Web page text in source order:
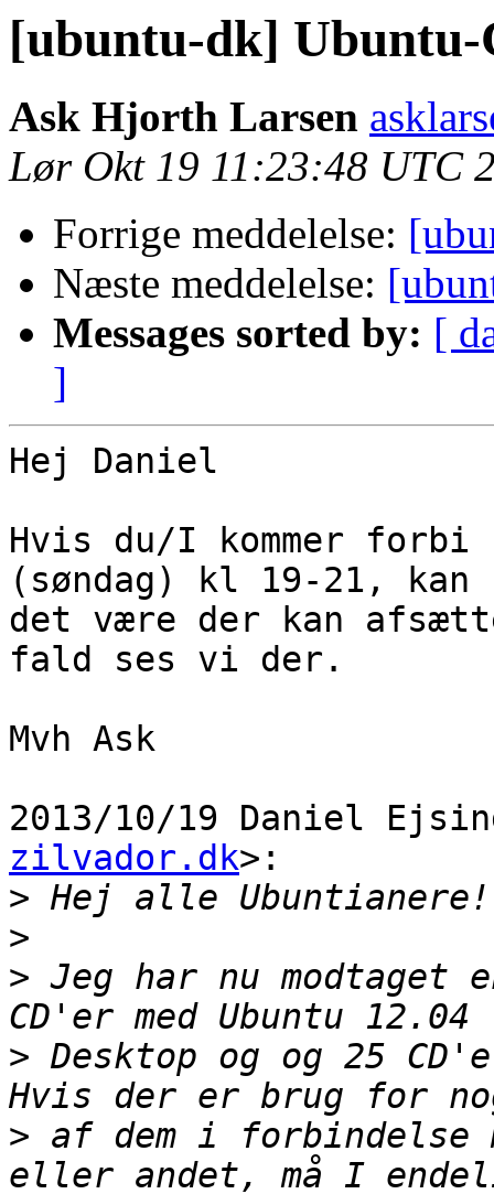
[ubuntu-dk]
Ask Hjorth Larsen
Lør Okt 19 11:23:48 UTC
Forrige meddelelse:
Næste meddelelse:
Messages sorted by: [
]
Hej Daniel
Hvis du/I kommer
(søndag) kl 19-21, kan
det være der kan
fald ses vi der.
Mvh Ask
2013/10/19 Daniel
zilvador.dk>:
>
>
> Jeg har nu modtaget
> Desktop og og 25
> af dem i forbindelse